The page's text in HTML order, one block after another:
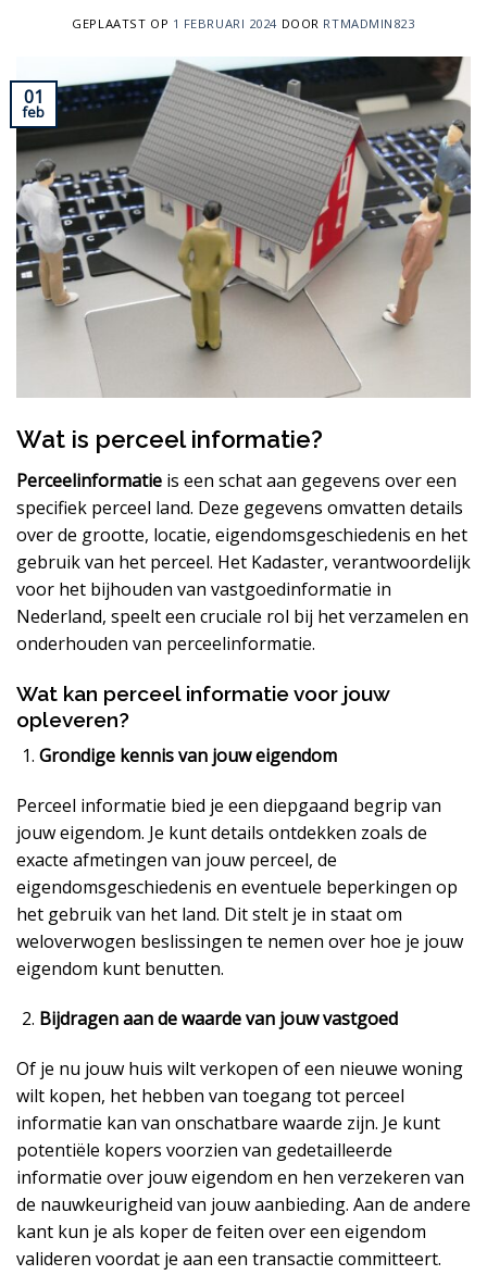
GEPLAATST OP 1 FEBRUARI 2024 DOOR RTMADMIN823
01
feb
Wat is perceel informatie?
Perceelinformatie is een schat aan gegevens over een
specifiek perceel land. Deze gegevens omvatten details
over de grootte, locatie, eigendomsgeschiedenis en het
gebruik van het perceel. Het Kadaster, verantwoordelijk
voor het bijhouden van vastgoedinformatie in
Nederland, speelt een cruciale rol bij het verzamelen en
onderhouden van perceelinformatie.
Wat kan perceel informatie voor jouw
opleveren?
Grondige kennis van jouw eigendom
Perceel informatie bied je een diepgaand begrip van
jouw eigendom. Je kunt details ontdekken zoals de
exacte afmetingen van jouw perceel, de
eigendomsgeschiedenis en eventuele beperkingen op
het gebruik van het land. Dit stelt je in staat om
weloverwogen beslissingen te nemen over hoe je jouw
eigendom kunt benutten.
Bijdragen aan de waarde van jouw vastgoed
Of je nu jouw huis wilt verkopen of een nieuwe woning
wilt kopen, het hebben van toegang tot perceel
informatie kan van onschatbare waarde zijn. Je kunt
potentiële kopers voorzien van gedetailleerde
informatie over jouw eigendom en hen verzekeren van
de nauwkeurigheid van jouw aanbieding. Aan de andere
kant kun je als koper de feiten over een eigendom
valideren voordat je aan een transactie committeert.